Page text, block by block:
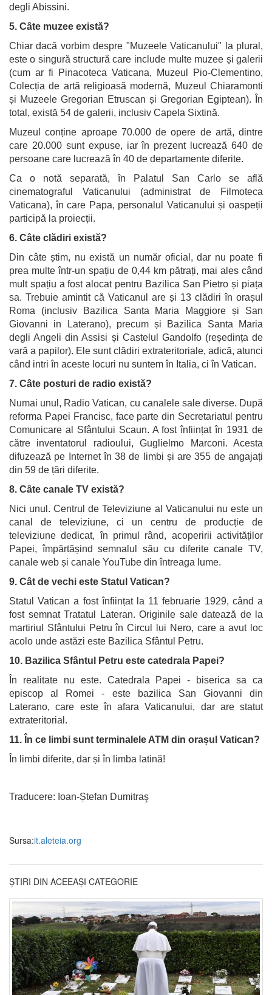
degli Abissini.
5. Câte muzee există?
Chiar dacă vorbim despre "Muzeele Vaticanului" la plural,
este o singură structură care include multe muzee și galerii
(cum ar fi Pinacoteca Vaticana, Muzeul Pio-Clementino,
Colecția de artă religioasă modernă, Muzeul Chiaramonti
și Muzeele Gregorian Etruscan și Gregorian Egiptean). În
total, există 54 de galerii, inclusiv Capela Sixtină.
Muzeul conține aproape 70.000 de opere de artă, dintre
care 20.000 sunt expuse, iar în prezent lucrează 640 de
persoane care lucrează în 40 de departamente diferite.
Ca o notă separată, în Palatul San Carlo se află
cinematograful Vaticanului (administrat de Filmoteca
Vaticana), în care Papa, personalul Vaticanului și oaspeții
participă la proiecții.
6. Câte clădiri există?
Din câte știm, nu există un număr oficial, dar nu poate fi
prea multe într-un spațiu de 0,44 km pătrați, mai ales când
mult spațiu a fost alocat pentru Bazilica San Pietro și piața
sa. Trebuie amintit că Vaticanul are și 13 clădiri în orașul
Roma (inclusiv Bazilica Santa Maria Maggiore și San
Giovanni in Laterano), precum și Bazilica Santa Maria
degli Angeli din Assisi și Castelul Gandolfo (reședința de
vară a papilor). Ele sunt clădiri extrateritoriale, adică, atunci
când intri în aceste locuri nu suntem în Italia, ci în Vatican.
7. Câte posturi de radio există?
Numai unul, Radio Vatican, cu canalele sale diverse. După
reforma Papei Francisc, face parte din Secretariatul pentru
Comunicare al Sfântului Scaun. A fost înființat în 1931 de
către inventatorul radioului, Guglielmo Marconi. Acesta
difuzează pe Internet în 38 de limbi și are 355 de angajați
din 59 de țări diferite.
8. Câte canale TV există?
Nici unul. Centrul de Televiziune al Vaticanului nu este un
canal de televiziune, ci un centru de producție de
televiziune dedicat, în primul rând, acoperirii activităților
Papei, împărtășind semnalul său cu diferite canale TV,
canale web și canale YouTube din întreaga lume.
9. Cât de vechi este Statul Vatican?
Statul Vatican a fost înființat la 11 februarie 1929, când a
fost semnat Tratatul Lateran. Originile sale datează de la
martiriul Sfântului Petru în Circul lui Nero, care a avut loc
acolo unde astăzi este Bazilica Sfântul Petru.
10. Bazilica Sfântul Petru este catedrala Papei?
În realitate nu este. Catedrala Papei - biserica sa ca
episcop al Romei - este bazilica San Giovanni din
Laterano, care este în afara Vaticanului, dar are statut
extrateritorial.
11. În ce limbi sunt terminalele ATM din orașul Vatican?
În limbi diferite, dar și în limba latină!
Traducere: Ioan-Ștefan Dumitraş
Sursa:it.aleteia.org
ȘTIRI DIN ACEEAȘI CATEGORIE